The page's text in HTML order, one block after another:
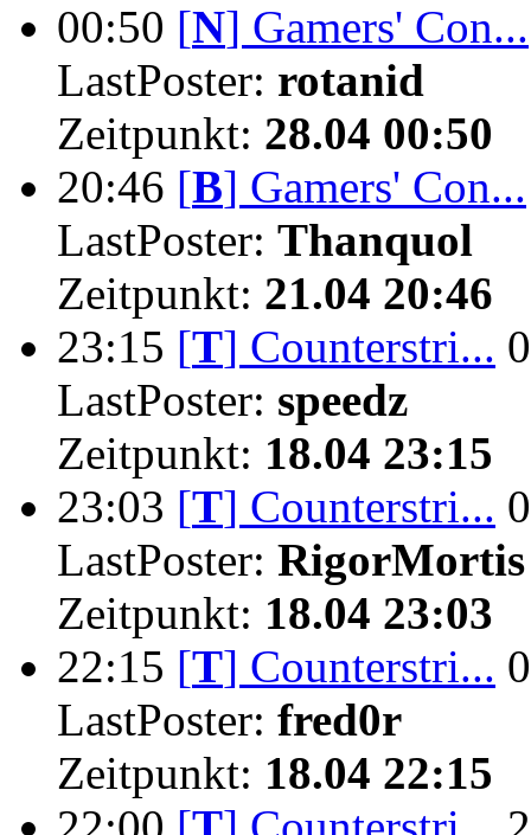
00:50 [N] Gamers' Con...
LastPoster: rotanid
Zeitpunkt: 28.04 00:50
20:46 [B] Gamers' Con...
LastPoster: Thanquol
Zeitpunkt: 21.04 20:46
23:15 [T] Counterstri... 0
LastPoster: speedz
Zeitpunkt: 18.04 23:15
23:03 [T] Counterstri... 0
LastPoster: RigorMortis
Zeitpunkt: 18.04 23:03
22:15 [T] Counterstri... 0
LastPoster: fred0r
Zeitpunkt: 18.04 22:15